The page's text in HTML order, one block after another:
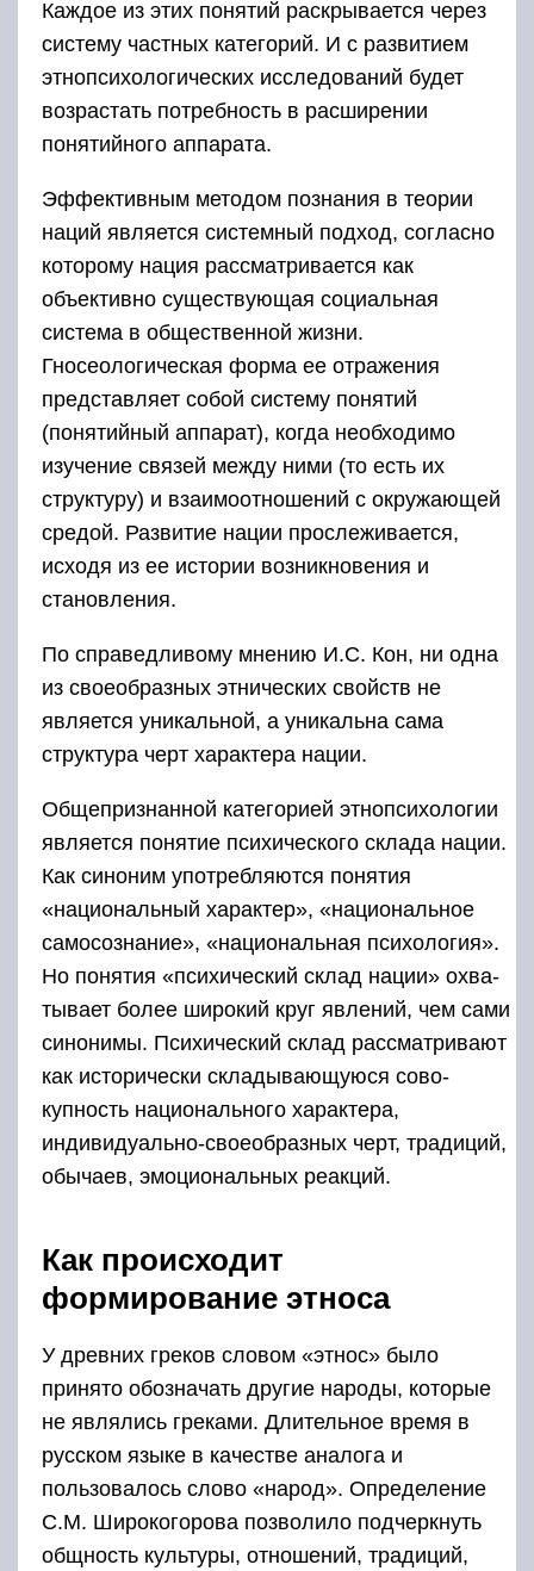
Каждое из этих понятий раскрывается через
систему частных категорий. И с развитием
этнопсихологических исследований будет
возрастать потребность в расширении
понятийного аппарата.
Эффективным методом познания в теории
наций является сис­темный подход, согласно
которому нация рассматривается как
объективно существующая социальная
система в общественной жизни.
Гносеологическая форма ее отражения
представляет собой систему понятий
(понятийный аппарат), когда необходимо
изучение связей между ними (то есть их
структуру) и взаимоотношений с ок­ружающей
средой. Развитие нации прослеживается,
исходя из ее истории возникновения и
становления.
По спра­ведливому мнению И.С. Кон, ни одна
из своеобразных этнических свойств не
является уникальной, а уникальна сама
структура черт характера нации.
Общепризнанной категорией этнопсихологии
является понятие психического склада нации.
Как синоним употребляются понятия
«национальный характер», «национальное
самосознание», «нацио­нальная психология».
Но понятия «психический склад нации» охва­
тывает более широкий круг явлений, чем сами
синонимы. Психичес­кий склад рассматривают
как исторически складывающуюся сово­
купность национального характера,
индивидуально-своеобразных черт, традиций,
обычаев, эмоциональных реакций.
Как происходит
формирование этноса
У древних греков словом «этнос» было
принято обозначать другие народы, которые
не являлись греками. Длительное время в
русском языке в качестве аналога и
пользовалось слово «народ». Определение
С.М. Широкогорова позволило подчеркнуть
общность культуры, отношений, традиций,